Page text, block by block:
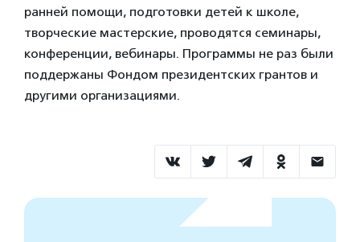
ранней помощи, подготовки детей к школе,
творческие мастерские, проводятся семинары,
конференции, вебинары. Программы не раз были
поддержаны Фондом президентских грантов и
другими организациями.